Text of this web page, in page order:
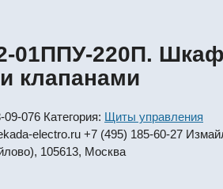
01ППУ-220П.
клапанами
09-076 Категория: Щиты управления
electro.ru +7 (495) 185-60-27
105613, Москва